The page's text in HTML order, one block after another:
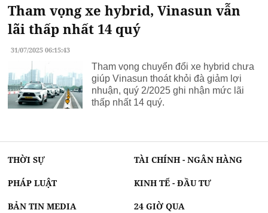
Tham vọng xe hybrid, Vinasun vẫn
lãi thấp nhất 14 quý
31/07/2025 06:15:43
Tham vọng chuyển đổi xe hybrid chưa
giúp Vinasun thoát khỏi đà giảm lợi
nhuận, quý 2/2025 ghi nhận mức lãi
thấp nhất 14 quý.
THỜI SỰ TÀI CHÍNH - NGÂN HÀNG
PHÁP LUẬT KINH TẾ - ĐẦU TƯ
BẢN TIN MEDIA 24 GIỜ QUA